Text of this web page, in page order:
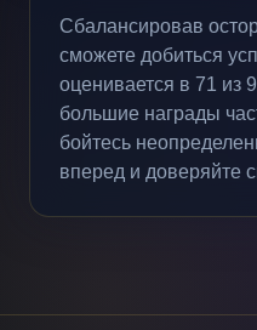
Сбалансировав
сможете добиться
оценивается в 71 из
большие награды
бойтесь
вперед и доверяйте